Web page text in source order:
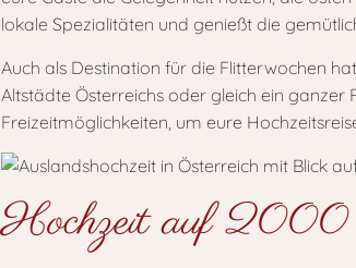
lokale Spezialitäten und genießt die
Auch als Destination für die Flitterwochen
Altstädte Österreichs oder gleich ein ganzer
Freizeitmöglichkeiten, um eure
Hochzeit auf 2000